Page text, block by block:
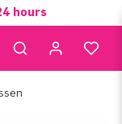
hours